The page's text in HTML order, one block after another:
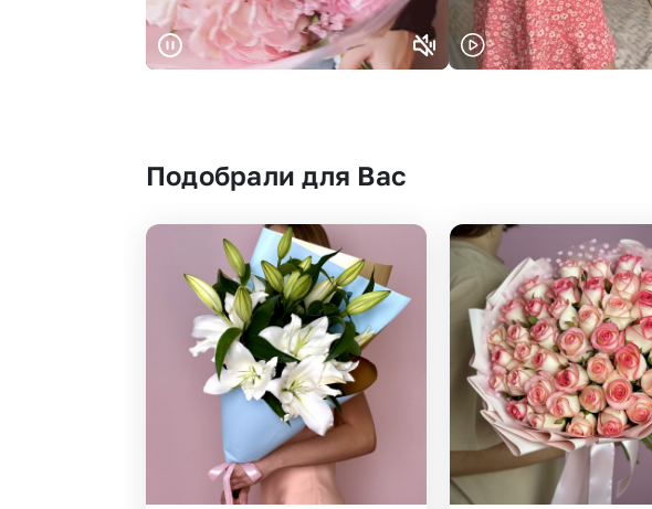
Москва и МО
Нижний Новгород
Казань
Челябинск
Новосибирск
Волгоград
Подобрали для Вас